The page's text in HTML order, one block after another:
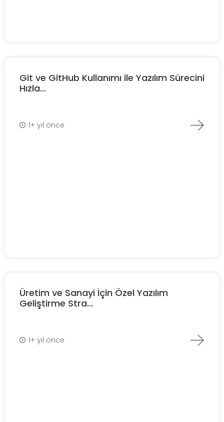
Git ve GitHub Kullanımı ile Yazılım Sürecini
Hızla...
1+ yıl önce
Üretim ve Sanayi İçin Özel Yazılım
Geliştirme Stra...
1+ yıl önce